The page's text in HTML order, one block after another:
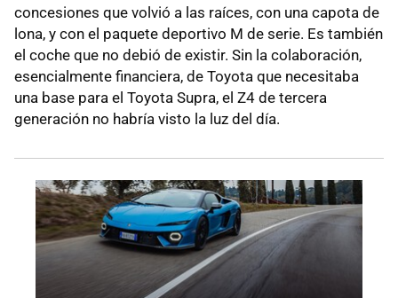
concesiones que volvió a las raíces, con una capota de
lona, y con el paquete deportivo M de serie. Es también
el coche que no debió de existir. Sin la colaboración,
esencialmente financiera, de Toyota que necesitaba
una base para el Toyota Supra, el Z4 de tercera
generación no habría visto la luz del día.